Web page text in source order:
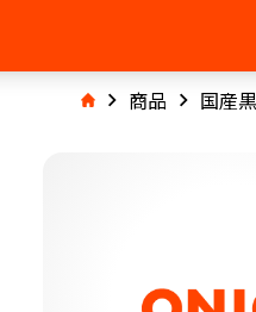
商品 国産